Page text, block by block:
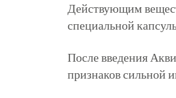
Действующим
специальной
После введения
признаков сильной